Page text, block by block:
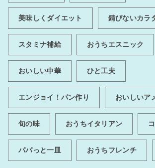
美味しくダイエット 錆びないカラ
スタミナ補給 おうちエスニック
おいしい中華 ひと工夫
エンジョイ！パン作り おいしいア
旬の味 おうちイタリアン
パパっと一皿 おうちフレンチ